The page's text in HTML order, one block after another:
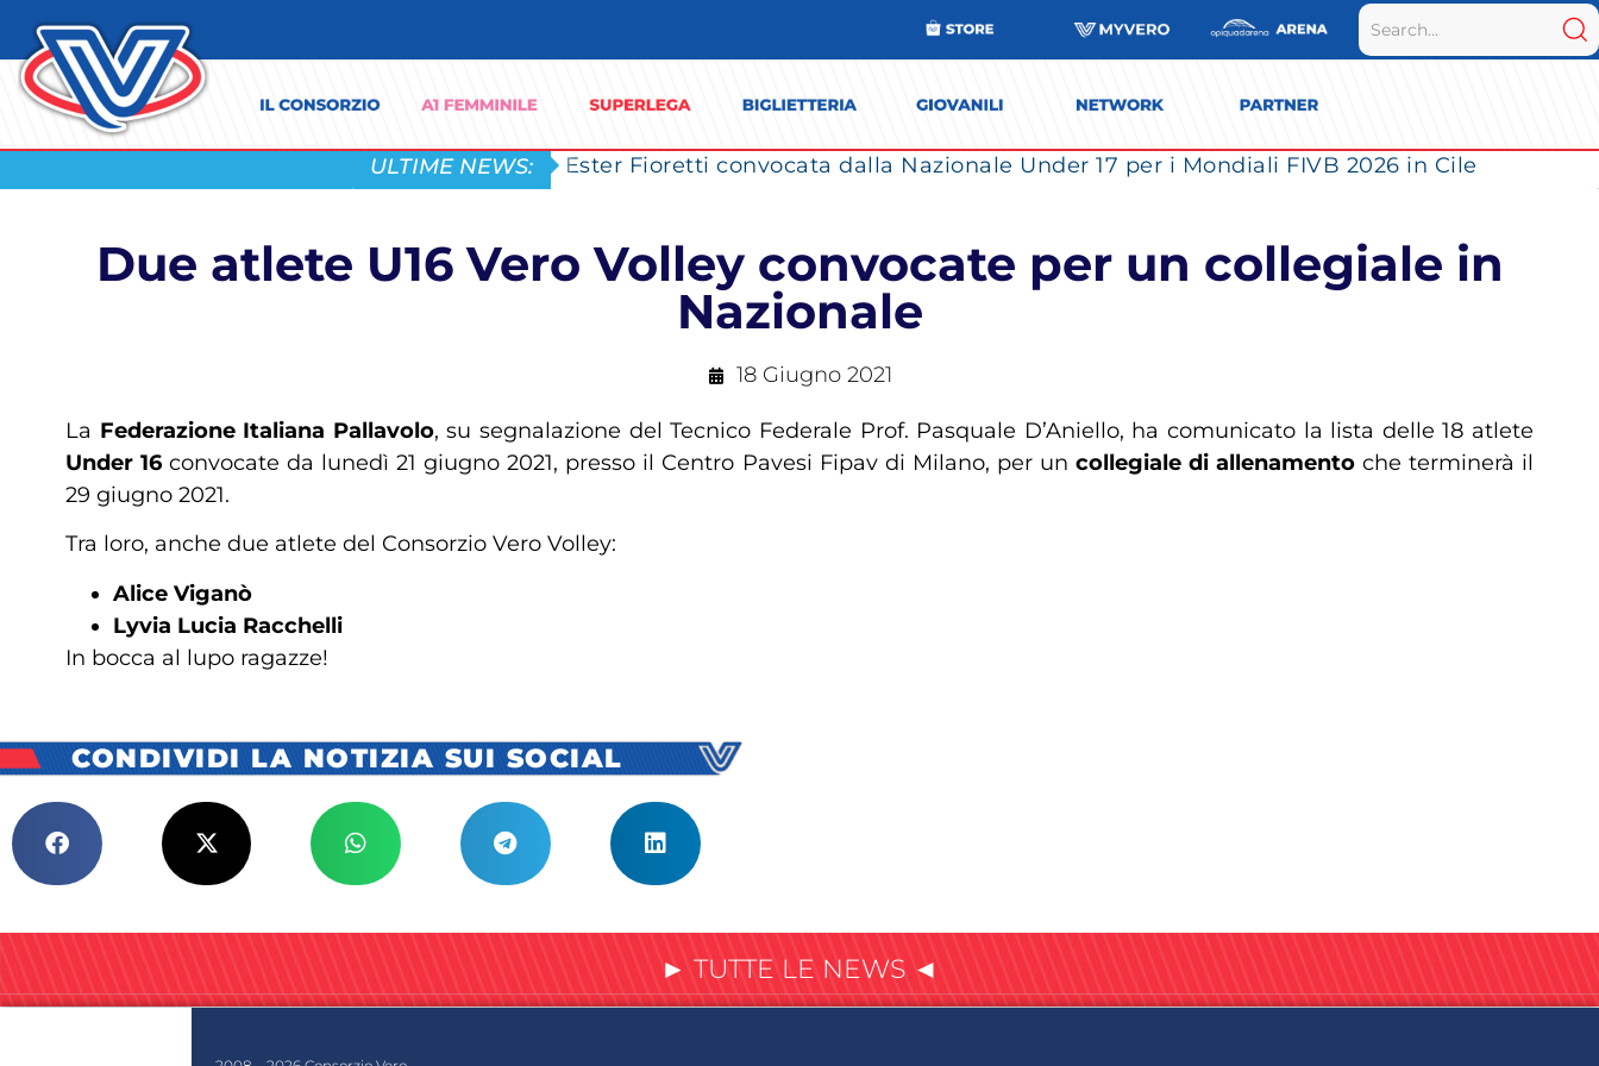
ULTIME NEWS: Ester Fioretti convocata dalla Nazionale Under 17 per i Mondiali FIVB 2026 in Cile
Due atlete U16 Vero Volley convocate per un collegiale in
Nazionale
18 Giugno 2021
La Federazione Italiana Pallavolo, su segnalazione del Tecnico Federale Prof. Pasquale D’Aniello, ha comunicato la lista delle 18 atlete
Under 16 convocate da lunedì 21 giugno 2021, presso il Centro Pavesi Fipav di Milano, per un collegiale di allenamentoche terminerà il
29 giugno 2021.
Tra loro, anche due atlete del Consorzio Vero Volley:
Alice Viganò
Lyvia Lucia Racchelli
In bocca al lupo ragazze!
CONDIVIDI LA NOTIZIA SUI SOCIAL
► TUTTE LE NEWS ◄